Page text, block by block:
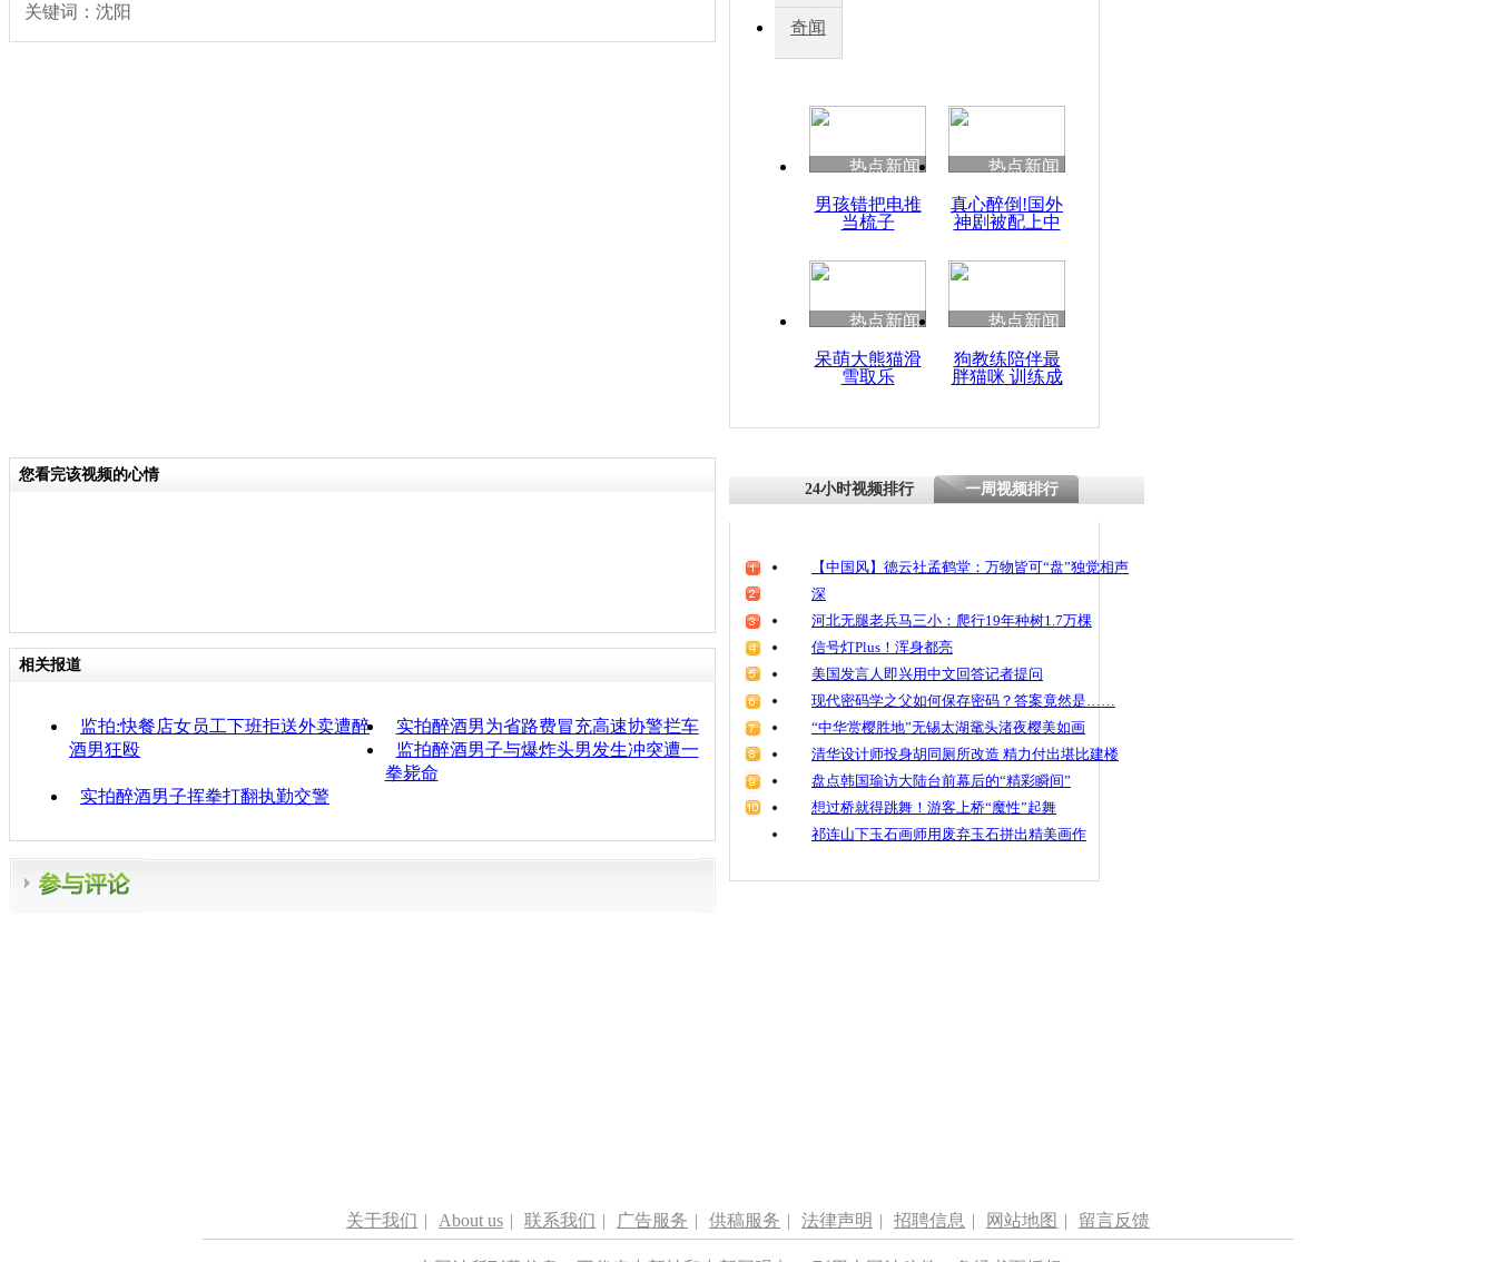
因
度苗族花山节
魂
关键词：沈阳 秀
奇闻
热点新闻
男孩错把电推
当梳子
热点新闻
真心醉倒!国外
神剧被配上中
热点新闻
呆萌大熊猫滑
雪取乐
热点新闻
狗教练陪伴最
胖猫咪 训练成
您看完该视频的心情
相关报道
监拍:快餐店女员工下班拒送外卖遭醉
酒男狂殴
实拍醉酒男为省路费冒充高速协警拦车
监拍醉酒男子与爆炸头男发生冲突遭一
拳毙命
实拍醉酒男子挥拳打翻执勤交警
24小时视频排行 一周视频排行
【中国风】德云社孟鹤堂：万物皆可“盘”独觉相声
深
河北无腿老兵马三小：爬行19年种树1.7万棵
信号灯Plus！浑身都亮
美国发言人即兴用中文回答记者提问
现代密码学之父如何保存密码？答案竟然是……
“中华赏樱胜地”无锡太湖鼋头渚夜樱美如画
清华设计师投身胡同厕所改造 精力付出堪比建楼
盘点韩国瑜访大陆台前幕后的“精彩瞬间”
想过桥就得跳舞！游客上桥“魔性”起舞
祁连山下玉石画师用废弃玉石拼出精美画作
关于我们 | About us | 联系我们 | 广告服务 | 供稿服务 | 法律声明 | 招聘信息 | 网站地图 | 留言反馈